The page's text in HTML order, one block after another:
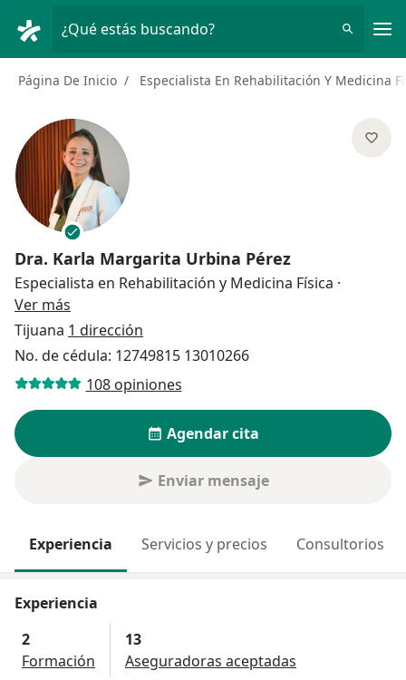
¿Qué estás buscando?
Página De Inicio Especialista En Rehabilitación Y Medicina
Dra. Karla Margarita Urbina Pérez
Especialista en Rehabilitación y Medicina Física ·
Ver más
Tijuana 1 dirección
No. de cédula: 12749815 13010266
108 opiniones
Agendar cita
Enviar mensaje
Experiencia Servicios y precios Consultorios
Experiencia
2
Formación
13
Aseguradoras aceptadas